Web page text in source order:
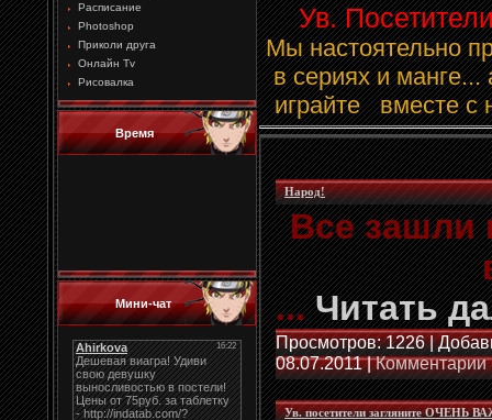
Расписание
Photoshop
Приколи друга
Онлайн Tv
Рисовалка
Время
Мини-чат
Ув.
Мы настоятельно
в сериях и
играйте вместе с
Народ!
Все зашли
...Читать
Просмотров: 1226 |
08.07.2011|Комментарии
Ув. посетители загляните ОЧЕНЬ